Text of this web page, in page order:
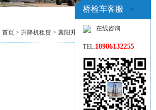
首页 > 升降机租赁 > 襄阳升降机出租> 列表
桥检车客服 ×
在线咨询
TEL:18986132255